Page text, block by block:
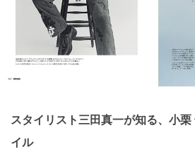
スタイリスト三田真一が知る、小
イル